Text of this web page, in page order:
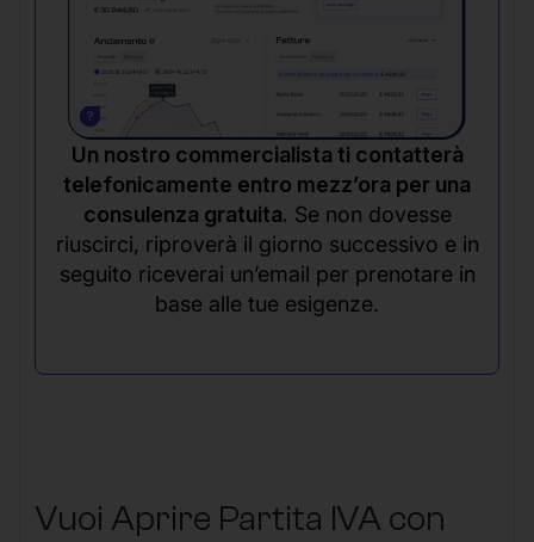
Un nostro commercialista ti contatterà
telefonicamente entro mezz’ora per una
consulenza gratuita. Se non dovesse
riuscirci, riproverà il giorno successivo e in
seguito riceverai un’email per prenotare in
base alle tue esigenze.
Vuoi Aprire Partita IVA con